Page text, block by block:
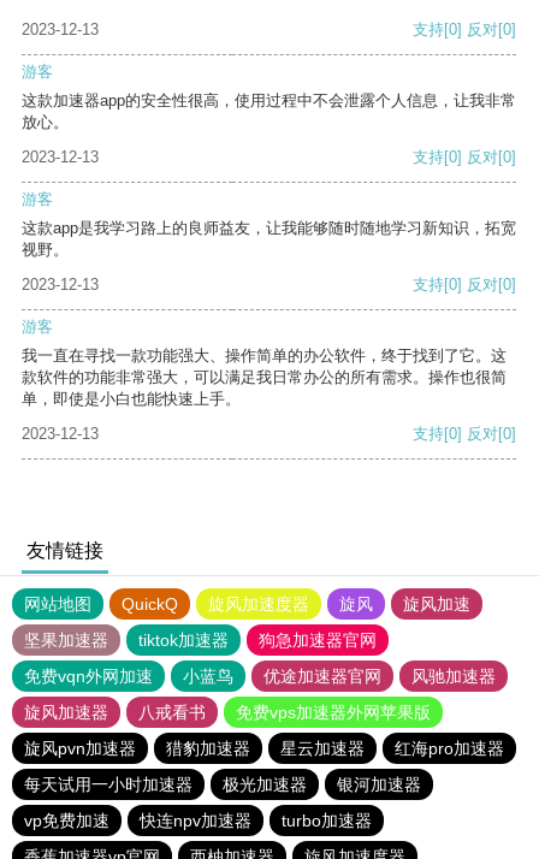
2023-12-13 支持[0] 反对[0]
游客
这款加速器app的安全性很高，使用过程中不会泄露个人信息，让我非常
放心。
2023-12-13
支持[0] 反对[0]
游客
这款app是我学习路上的良师益友，让我能够随时随地学习新知识，拓宽
视野。
2023-12-13
支持[0] 反对[0]
游客
我一直在寻找一款功能强大、操作简单的办公软件，终于找到了它。这
款软件的功能非常强大，可以满足我日常办公的所有需求。操作也很简
单，即使是小白也能快速上手。
2023-12-13
支持[0] 反对[0]
友情链接
网站地图 QuickQ 旋风加速度器 旋风
旋风加速
坚果加速器
tiktok加速器
狗急加速器官网
免费vqn外网加速
小蓝鸟 优途加速器官网
风驰加速器
旋风加速器
八戒看书
免费vps加速器外网苹果版
旋风pvn加速器
猎豹加速器 星云加速器
红海pro加速器
每天试用一小时加速器
极光加速器
银河加速器
vp免费加速
快连npv加速器
turbo加速器